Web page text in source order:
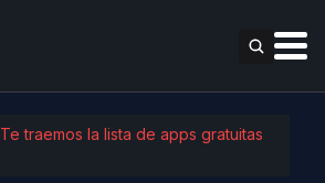
Te traemos la lista de apps gratuitas